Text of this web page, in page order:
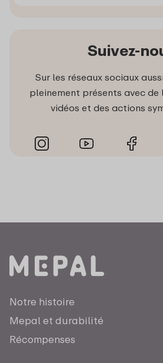
Suivez-
Sur les réseaux sociaux
pleinement présents avec de
vidéos et des actions
Notre histoire
Mepal et durabilité
Récompenses